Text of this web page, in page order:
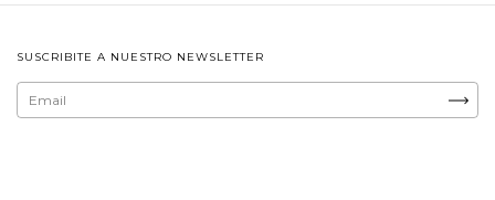
SUSCRIBITE A NUESTRO NEWSLETTER